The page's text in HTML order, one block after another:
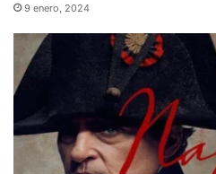
9 enero, 2024